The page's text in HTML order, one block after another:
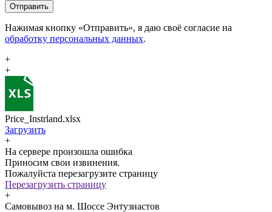
Отправить
Нажимая кнопку «Отправить», я даю своё согласие на
обработку персональных данных.
+
+
Price_Instrland.xlsx
Загрузить
+
На сервере произошла ошибка
Приносим свои извинения.
Пожалуйста перезагрузите страницу
Перезагрузить страницу
+
Самовывоз на м. Шоссе Энтузиастов